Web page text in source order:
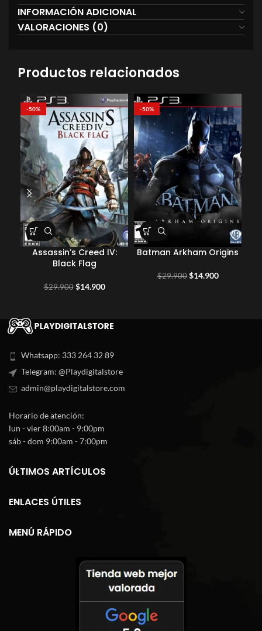
INFORMACIÓN ADICIONAL
VALORACIONES (0)
Productos relacionados
-50%
Assassin’s Creed IV:
Black Flag
$29.900 El
$29.900.
$14.900El
$14.900.
-50%
Batman Arkham Origins
$29.900 El
$14.900El
Whatsapp: 333 264 32 89
Telegram: @Playdigitalstore
admin@playdigitalstore.com
Horario de atención:
lun - vier 8:00am - 9:00pm
sáb - dom 9:00am - 7:00pm
ÚLTIMOS ARTÍCULOS
ENLACES ÚTILES
MENÚ RÁPIDO